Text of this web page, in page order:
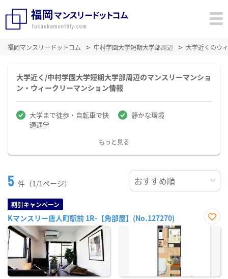
福岡マンスリードットコム 中村学園大学短期大学部周辺 大学近くのウ
大学近く/中村学園大学短期大学部周辺のマンスリーマンショ
ン・ウィークリーマンション情報
大学まで徒歩・自転車で快
適通学
静かな環境
もっと見る
5 件（1/1ページ）
割引キャンペーン
Kマンスリー唐人町駅前 1R-【角部屋】(No.127270)
お気